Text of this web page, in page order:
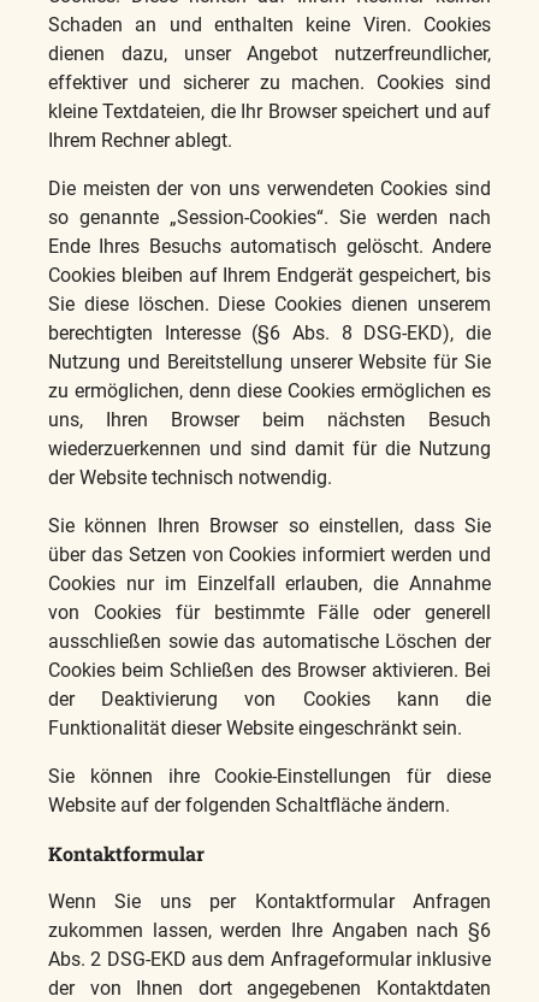
Schaden an und enthalten keine Viren. Cookies
dienen dazu, unser Angebot nutzerfreundlicher,
effektiver und sicherer zu machen. Cookies sind
kleine Textdateien, die Ihr Browser speichert und auf
Ihrem Rechner ablegt.
Die meisten der von uns verwendeten Cookies sind
so genannte „Session-Cookies“. Sie werden nach
Ende Ihres Besuchs automatisch gelöscht. Andere
Cookies bleiben auf Ihrem Endgerät gespeichert, bis
Sie diese löschen. Diese Cookies dienen unserem
berechtigten Interesse (§6 Abs. 8 DSG-EKD), die
Nutzung und Bereitstellung unserer Website für Sie
zu ermöglichen, denn diese Cookies ermöglichen es
uns, Ihren Browser beim nächsten Besuch
wiederzuerkennen und sind damit für die Nutzung
der Website technisch notwendig.
Sie können Ihren Browser so einstellen, dass Sie
über das Setzen von Cookies informiert werden und
Cookies nur im Einzelfall erlauben, die Annahme
von Cookies für bestimmte Fälle oder generell
ausschließen sowie das automatische Löschen der
Cookies beim Schließen des Browser aktivieren. Bei
der Deaktivierung von Cookies kann die
Funktionalität dieser Website eingeschränkt sein.
Sie können ihre Cookie-Einstellungen für diese
Website auf der folgenden Schaltfläche ändern.
Kontaktformular
Wenn Sie uns per Kontaktformular Anfragen
zukommen lassen, werden Ihre Angaben nach §6
Abs. 2 DSG-EKD aus dem Anfrageformular inklusive
der von Ihnen dort angegebenen Kontaktdaten